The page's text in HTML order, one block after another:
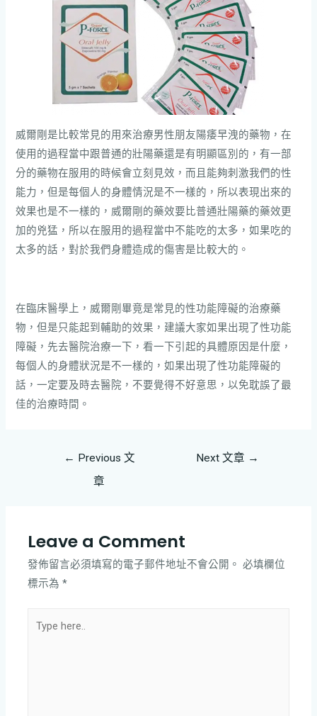
威爾剛是比較常見的用來治療男性朋友陽痿早洩的藥物，在
使用的過程當中跟普通的壯陽藥還是有明顯區別的，有一部
分的藥物在服用的時候會立刻見效，而且能夠刺激我們的性
能力，但是每個人的身體情況是不一樣的，所以表現出來的
效果也是不一樣的，威爾剛的藥效要比普通壯陽藥的藥效更
加的兇猛，所以在服用的過程當中不能吃的太多，如果吃的
太多的話，對於我們身體造成的傷害是比較大的。
在臨床醫學上，威爾剛畢竟是常見的性功能障礙的治療藥
物，但是只能起到輔助的效果，建議大家如果出現了性功能
障礙，先去醫院治療一下，看一下引起的具體原因是什麼，
每個人的身體狀況是不一樣的，如果出現了性功能障礙的
話，一定要及時去醫院，不要覺得不好意思，以免耽誤了最
佳的治療時間。
← Previous 文
章
Next 文章 →
Leave a Comment
發佈留言必須填寫的電子郵件地址不會公開。 必填欄位
標示為*